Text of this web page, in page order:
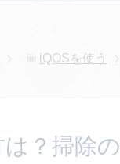
iQOSを使う
？掃除